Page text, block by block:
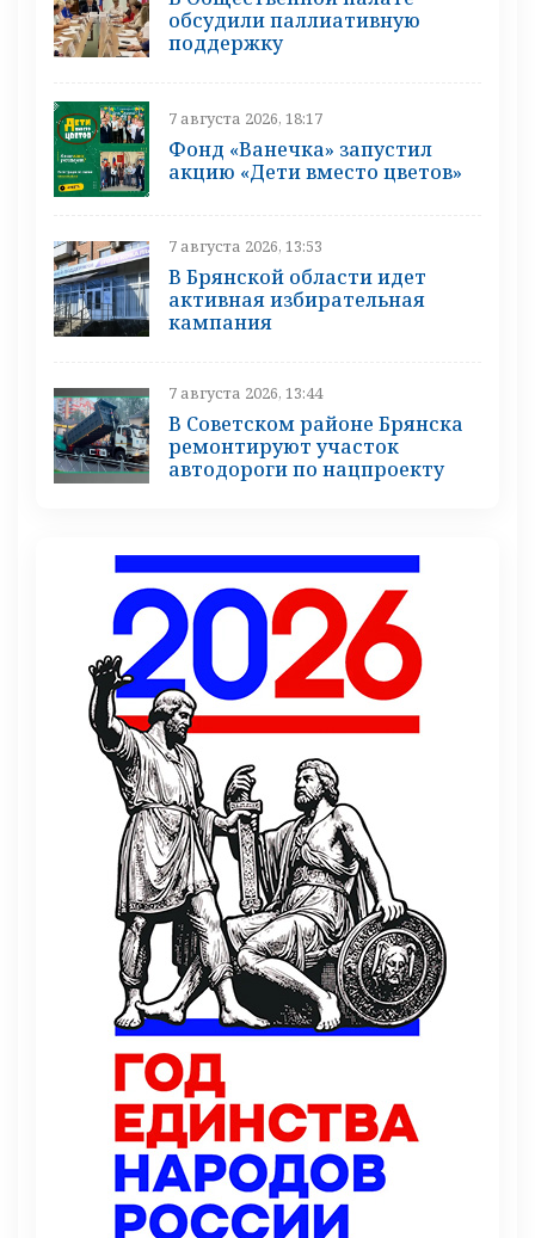
обсудили паллиативную
поддержку
7 августа 2026, 18:17
Фонд «Ванечка» запустил
акцию «Дети вместо цветов»
7 августа 2026, 13:53
В Брянской области идет
активная избирательная
кампания
7 августа 2026, 13:44
В Советском районе Брянска
ремонтируют участок
автодороги по нацпроекту